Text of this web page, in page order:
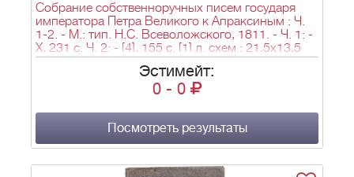
Собрание собственноручных писем государя
императора Петра Великого к Апраксиным : Ч.
1-2. - М.: тип. Н.С. Всеволожского, 1811. - Ч. 1: -
X, 231 с. Ч. 2: - [4], 155 с. [1] л. схем.; 21,5х13,5
см.
Эстимейт:
0 - 0
Посмотреть результаты